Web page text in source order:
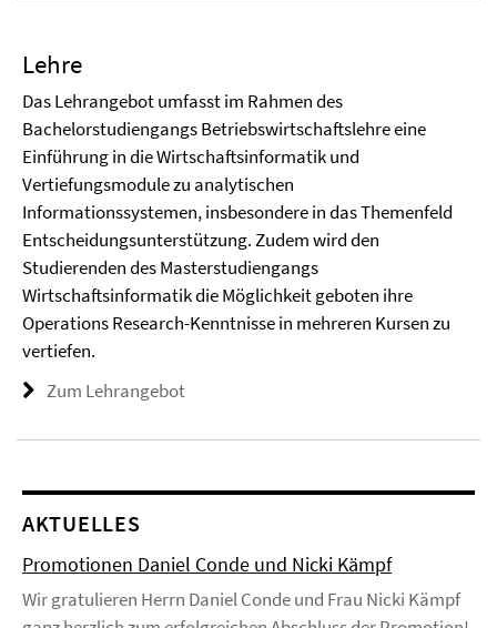
Lehre
Das Lehrangebot umfasst im Rahmen des
Bachelorstudiengangs Betriebswirtschaftslehre eine
Einführung in die Wirtschaftsinformatik und
Vertiefungsmodule zu analytischen
Informationssystemen, insbesondere in das Themenfeld
Entscheidungsunterstützung. Zudem wird den
Studierenden des Masterstudiengangs
Wirtschaftsinformatik die Möglichkeit geboten ihre
Operations Research-Kenntnisse in mehreren Kursen zu
vertiefen.
Zum Lehrangebot
AKTUELLES
Promotionen Daniel Conde und Nicki Kämpf
Wir gratulieren Herrn Daniel Conde und Frau Nicki Kämpf